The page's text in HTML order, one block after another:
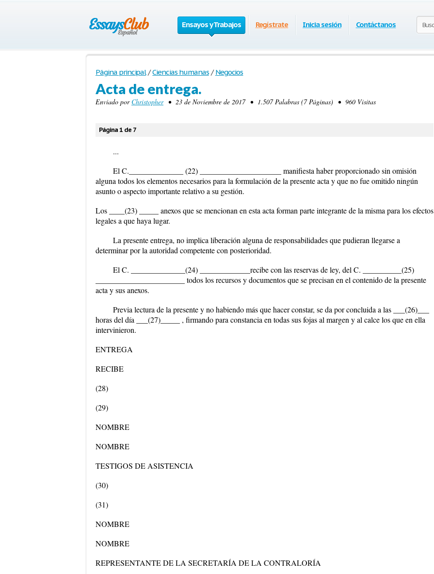
Ensayos y Trabajos Regístrate Inicia sesión Contáctanos
Página principal / Ciencias humanas / Negocios
Acta de entrega.
Enviado por Christopher• 23 de Noviembre de 2017 • 1.507 Palabras (7 Páginas) • 960 Visitas
Página 1 de 7
...
El C.______________ (22) _____________________ manifiesta haber proporcionado sin omisión
alguna todos los elementos necesarios para la formulación de la presente acta y que no fue omitido ningún
asunto o aspecto importante relativo a su gestión.
Los ____(23) _____ anexos que se mencionan en esta acta forman parte integrante de la misma para los efectos
legales a que haya lugar.
La presente entrega, no implica liberación alguna de responsabilidades que pudieran llegarse a
determinar por la autoridad competente con posterioridad.
El C. ______________(24) _____________recibe con las reservas de ley, del C. __________(25)
_______________________ todos los recursos y documentos que se precisan en el contenido de la presente
acta y sus anexos.
Previa lectura de la presente y no habiendo más que hacer constar, se da por concluida a las ___(26)___
horas del día ___(27)_____ , firmando para constancia en todas sus fojas al margen y al calce los que en ella
intervinieron.
ENTREGA
RECIBE
(28)
(29)
NOMBRE
NOMBRE
TESTIGOS DE ASISTENCIA
(30)
(31)
NOMBRE
NOMBRE
REPRESENTANTE DE LA SECRETARÍA DE LA CONTRALORÍA